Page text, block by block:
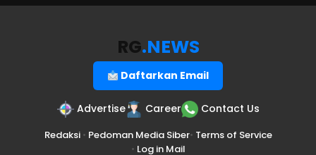
RG.NEWS
Daftarkan Email
Advertise Career Contact Us
Redaksi• Pedoman Media Siber• Terms of Service
• Log in Mail